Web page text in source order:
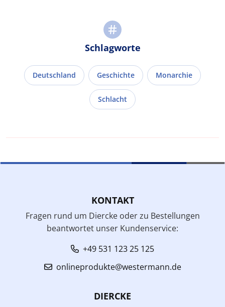
Schlagworte
Deutschland Geschichte Monarchie
Schlacht
KONTAKT
Fragen rund um Diercke oder zu Bestellungen
beantwortet unser Kundenservice:
+49 531 123 25 125
onlineprodukte@westermann.de
DIERCKE